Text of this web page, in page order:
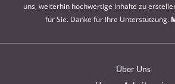
uns, weiterhin hochwertige Inhalte zu
für Sie. Danke für Ihre Unterstützung.
Über Uns